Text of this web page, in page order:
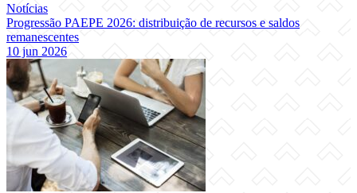
Notícias
Progressão PAEPE 2026: distribuição de recursos e saldos
remanescentes
10 jun 2026